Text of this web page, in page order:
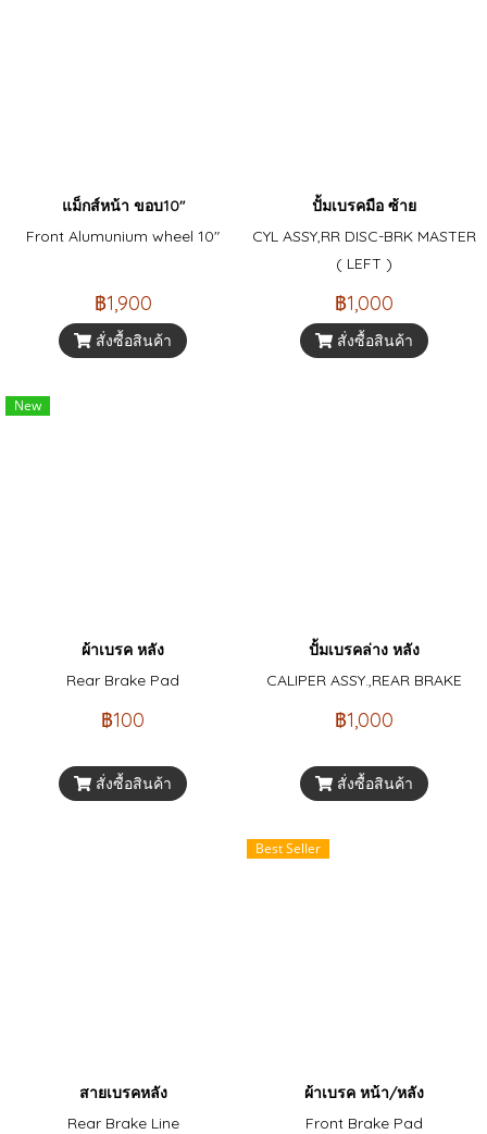
แม็กส์หน้า ขอบ10"
Front Alumunium wheel 10"
฿1,900
สั่งซื้อสินค้า
ปั้มเบรคมือ ซ้าย
CYL ASSY,RR DISC-BRK MASTER
( LEFT )
฿1,000
สั่งซื้อสินค้า
New
ผ้าเบรค หลัง
Rear Brake Pad
฿100
สั่งซื้อสินค้า
ปั้มเบรคล่าง หลัง
CALIPER ASSY.,REAR BRAKE
฿1,000
สั่งซื้อสินค้า
สายเบรคหลัง
Rear Brake Line
Best Seller
ผ้าเบรค หน้า/หลัง
Front Brake Pad